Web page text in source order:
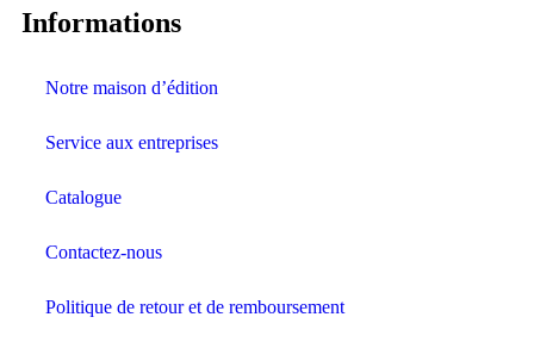
Informations
Notre maison d’édition
Service aux entreprises
Catalogue
Contactez-nous
Politique de retour et de remboursement